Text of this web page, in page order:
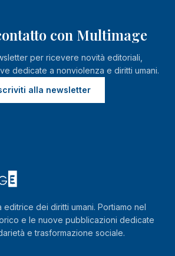
con Multimage
per ricevere novità editoriali,
dedicate a nonviolenza e diritti umani.
alla newsletter
editrice dei diritti umani. Portiamo nel
e le nuove pubblicazioni dedicate
e trasformazione sociale.